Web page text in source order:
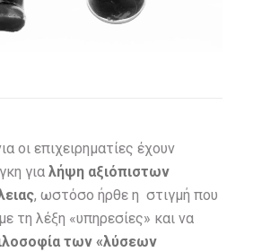
οι επιχειρηματίες έχουν
για λήψη αξιόπιστων
, ωστόσο ήρθε η στιγμή που
τη λέξη «υπηρεσίες» και να
των «λύσεων